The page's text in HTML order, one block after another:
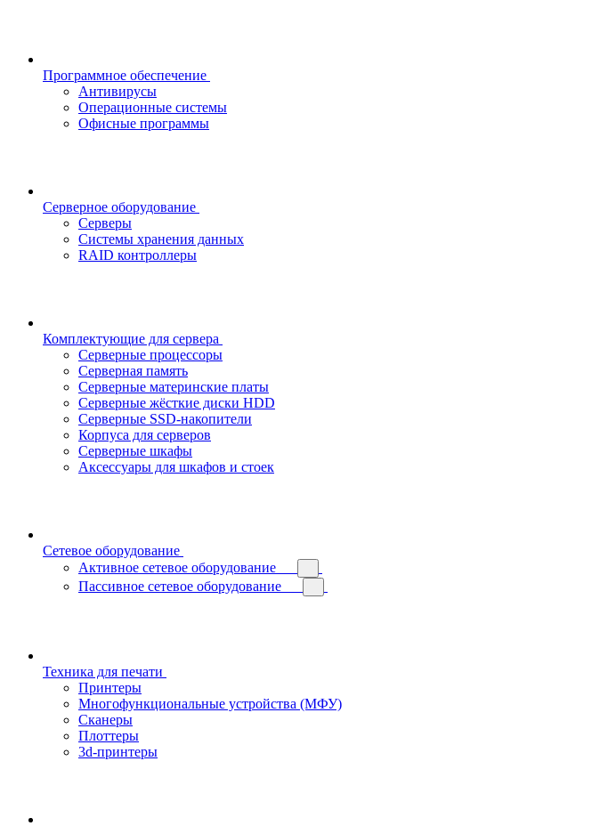
Программное обеспечение
Антивирусы
Операционные системы
Офисные программы
Серверное оборудование
Серверы
Системы хранения данных
RAID контроллеры
Комплектующие для сервера
Серверные процессоры
Серверная память
Серверные материнские платы
Серверные жёсткие диски HDD
Серверные SSD-накопители
Корпуса для серверов
Серверные шкафы
Аксессуары для шкафов и стоек
Сетевое оборудование
Активное сетевое оборудование
Пассивное сетевое оборудование
Техника для печати
Принтеры
Многофункциональные устройства (МФУ)
Сканеры
Плоттеры
3d-принтеры